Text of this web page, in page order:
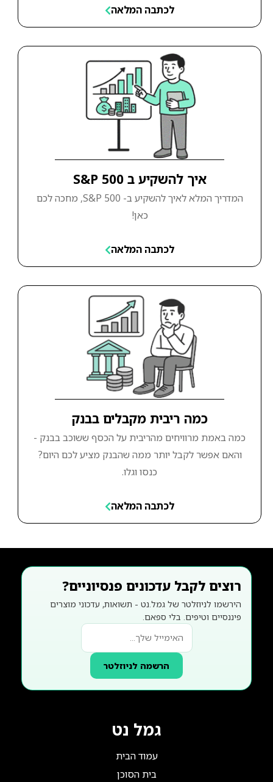
לכתבה המלאה
איך להשקיע ב S&P 500
המדריך המלא לאיך להשקיע ב- S&P 500, מחכה לכם
כאן!
לכתבה המלאה
כמה ריבית מקבלים בבנק
כמה באמת מרוויחים מהריבית על הכסף ששוכב בבנק -
והאם אפשר לקבל יותר ממה שהבנק מציע לכם היום?
כנסו וגלו.
לכתבה המלאה
רוצים לקבל עדכונים פנסיוניים?
הירשמו לניוזלטר של גמל.נט - תשואות, עדכוני מוצרים
פיננסיים וטיפים. בלי ספאם.
הרשמה לניוזלטר
גמל נט
עמוד הבית
בית הסוכן